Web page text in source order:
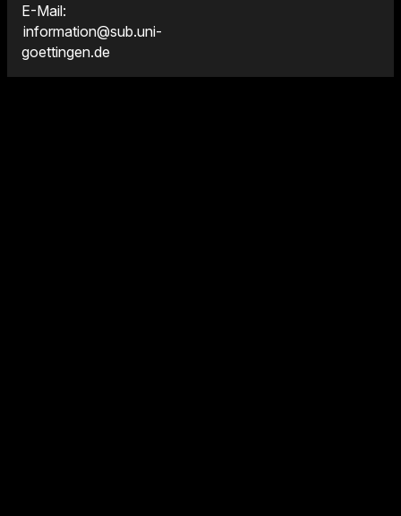
E-Mail:
information@sub.uni-
goettingen.de